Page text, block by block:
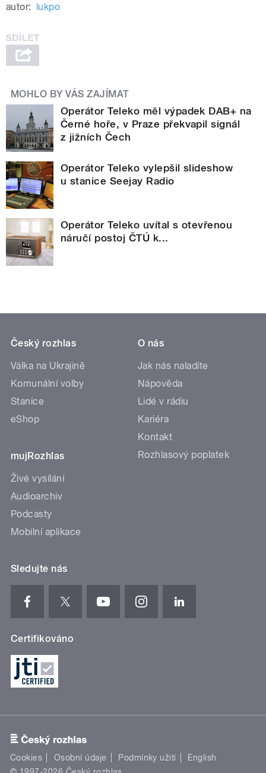
autor: lukpo
MOHLO BY VÁS ZAJÍMAT
Operátor Teleko měl výpadek DAB+ na
Černé hoře, v Praze překvapil signál
z jižních Čech
Operátor Teleko vylepšil slideshow
u stanice Seejay Radio
Operátor Teleko uvítal s otevřenou
náručí postoj ČTÚ k...
Český rozhlas
Válka na Ukrajině
Komunální volby
Stanice
eShop
mujRozhlas
Živé vysílání
Audioarchiv
Podcasty
Mobilní aplikace
O nás
Jak nás naladíte
Nápověda
Lidé v rádiu
Kariéra
Kontakt
Rozhlasový poplatek
Sledujte nás
Certifikováno
Cookies Osobní údaje Podmínky užití
English